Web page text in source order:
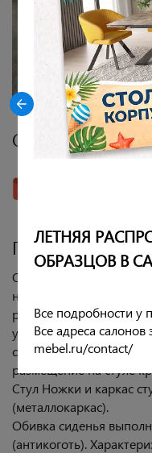
Сборка - фото и
Подробное
Отличная модель на
неразборную
разработан с учетом
удобен людям разной
сиденьем есть
размещение на стуле
Стул Ножки и каркас
(металлокаркас).
Обивка сиденья
(антикоготь).
ЛЕТНЯЯ
ОБРАЗЦОВ В
Все подробности у
Все адреса
mebel.ru/contact/